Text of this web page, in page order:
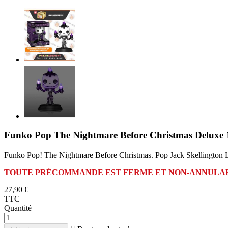
Funko Pop The Nightmare Before Christmas
Funko Pop! The Nightmare Before Christmas. Pop Jack
TOUTE PRÉCOMMANDE EST FERME ET NON-
27,90 €
TTC
Quantité